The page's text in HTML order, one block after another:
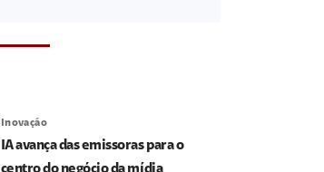
Inovação
IA avança das emissoras para o